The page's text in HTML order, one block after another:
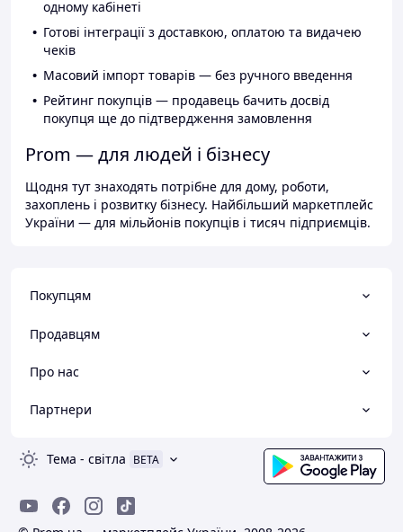
одному кабінеті
Готові інтеграції з доставкою, оплатою та видачею
чеків
Масовий імпорт товарів — без ручного введення
Рейтинг покупців — продавець бачить досвід
покупця ще до підтвердження замовлення
Prom — для людей і бізнесу
Щодня тут знаходять потрібне для дому, роботи,
захоплень і розвитку бізнесу. Найбільший маркетплейс
України — для мільйонів покупців і тисяч підприємців.
Покупцям
Продавцям
Про нас
Партнери
Тема - світла BETA